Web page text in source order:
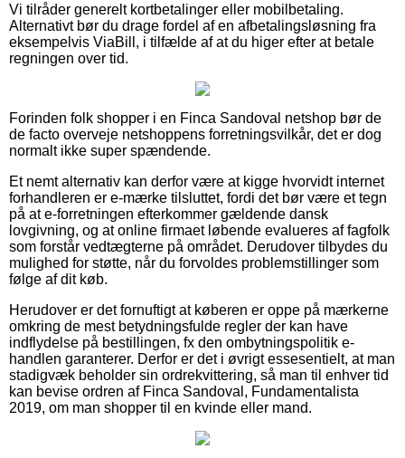
Vi tilråder generelt kortbetalinger eller mobilbetaling.
Alternativt bør du drage fordel af en afbetalingsløsning fra
eksempelvis ViaBill, i tilfælde af at du higer efter at betale
regningen over tid.
Forinden folk shopper i en Finca Sandoval netshop bør de
de facto overveje netshoppens forretningsvilkår, det er dog
normalt ikke super spændende.
Et nemt alternativ kan derfor være at kigge hvorvidt internet
forhandleren er e-mærke tilsluttet, fordi det bør være et tegn
på at e-forretningen efterkommer gældende dansk
lovgivning, og at online firmaet løbende evalueres af fagfolk
som forstår vedtægterne på området. Derudover tilbydes du
mulighed for støtte, når du forvoldes problemstillinger som
følge af dit køb.
Herudover er det fornuftigt at køberen er oppe på mærkerne
omkring de mest betydningsfulde regler der kan have
indflydelse på bestillingen, fx den ombytningspolitik e-
handlen garanterer. Derfor er det i øvrigt essesentielt, at man
stadigvæk beholder sin ordrekvittering, så man til enhver tid
kan bevise ordren af Finca Sandoval, Fundamentalista
2019, om man shopper til en kvinde eller mand.